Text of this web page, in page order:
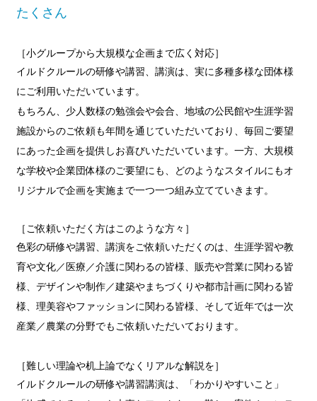
たくさん
［小グループから大規模な企画まで広く対応］
イルドクルールの研修や講習、講演は、実に多種多様な団体様
にご利用いただいています。
もちろん、少人数様の勉強会や会合、地域の公民館や生涯学習
施設からのご依頼も年間を通じていただいており、毎回ご要望
にあった企画を提供しお喜びいただいています。一方、大規模
な学校や企業団体様のご要望にも、どのようなスタイルにもオ
リジナルで企画を実施まで一つ一つ組み立てていきます。
［ご依頼いただく方はこのような方々］
色彩の研修や講習、講演をご依頼いただくのは、生涯学習や教
育や文化／医療／介護に関わるの皆様、販売や営業に関わる皆
様、デザインや制作／建築やまちづくりや都市計画に関わる皆
様、理美容やファッションに関わる皆様、そして近年では一次
産業／農業の分野でもご依頼いただいております。
［難しい理論や机上論でなくリアルな解説を］
イルドクルールの研修や講習講演は、「わかりやすいこと」